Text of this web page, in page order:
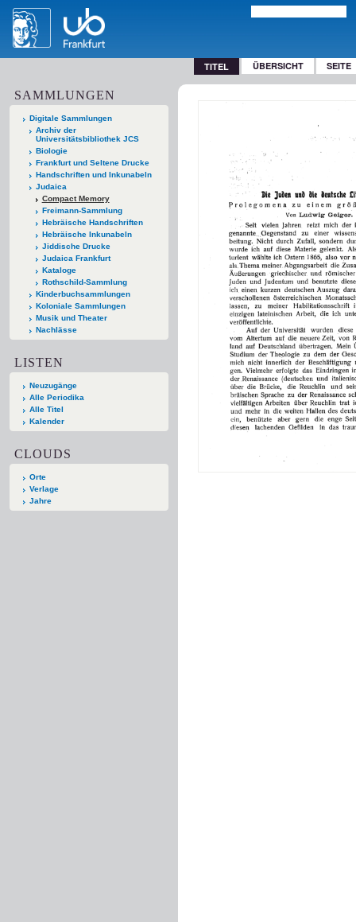
TITEL ÜBERSICHT SEITE
SAMMLUNGEN
Digitale Sammlungen
Archiv der
Universitätsbibliothek JCS
Biologie
Frankfurt und Seltene Drucke
Handschriften und Inkunabeln
Judaica
Compact Memory
Freimann-Sammlung
Hebräische Handschriften
Hebräische Inkunabeln
Jiddische Drucke
Judaica Frankfurt
Kataloge
Rothschild-Sammlung
Kinderbuchsammlungen
Koloniale Sammlungen
Musik und Theater
Nachlässe
LISTEN
Neuzugänge
Alle Periodika
Alle Titel
Kalender
CLOUDS
Orte
Verlage
Jahre